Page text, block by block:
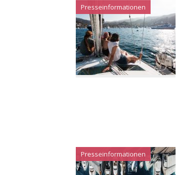
Presseinformationen
Presseinformationen